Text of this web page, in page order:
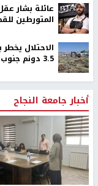
عائلة بشار
المتورطين
3.5 دونم جنوب جنين
أخبار جامعة النجاح